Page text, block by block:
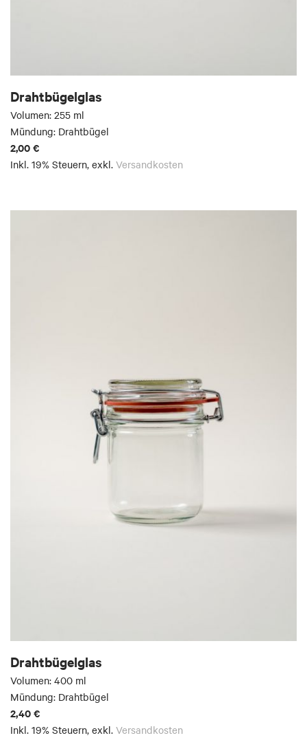
Drahtbügelglas
Volumen: 255 ml
Mündung: Drahtbügel
2,00 €
Inkl. 19% Steuern, exkl. Versandkosten
Drahtbügelglas
Volumen: 400 ml
Mündung: Drahtbügel
2,40 €
Inkl. 19% Steuern, exkl. Versandkosten